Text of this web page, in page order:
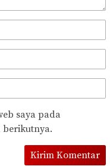
saya pada
berikutnya.